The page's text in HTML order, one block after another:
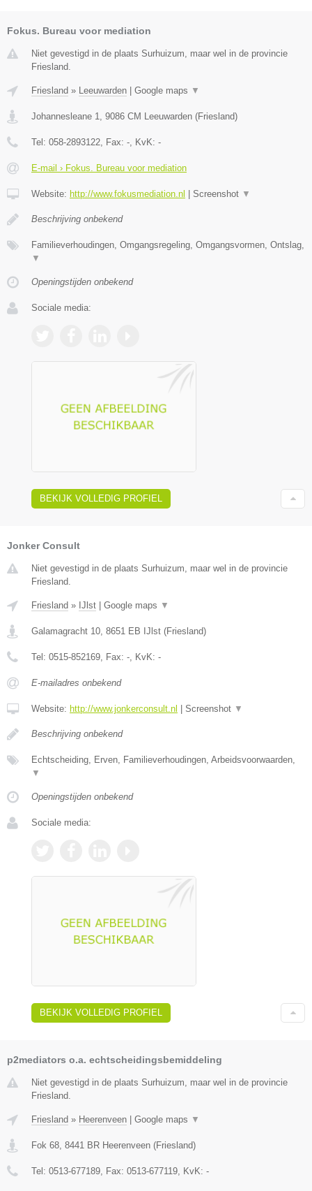
Fokus. Bureau voor mediation
Niet gevestigd in de plaats Surhuizum, maar wel in de provincie
Friesland.
Friesland » Leeuwarden Google maps ▼
Johannesleane 1 9086 CM Leeuwarden (Friesland)
Tel: 058-2893122 , Fax: - , KvK: -
E-mail › Fokus. Bureau voor mediation
Website: http://www.fokusmediation.nl Screenshot ▼
Beschrijving onbekend
Familieverhoudingen, Omgangsregeling, Omgangsvormen, Ontslag,
▼
Openingstijden onbekend
Sociale media:
BEKIJK VOLLEDIG PROFIEL
Jonker Consult
Niet gevestigd in de plaats Surhuizum, maar wel in de provincie
Friesland.
Friesland » IJlst | Google maps ▼
Galamagracht 10 8651 EB IJlst (Friesland)
Tel: 0515-852169 , Fax: - , KvK: -
E-mailadres onbekend
Website: http://www.jonkerconsult.nl | Screenshot ▼
Beschrijving onbekend
Echtscheiding, Erven, Familieverhoudingen, Arbeidsvoorwaarden,
▼
Openingstijden onbekend
Sociale media:
BEKIJK VOLLEDIG PROFIEL
p2mediators o.a. echtscheidingsbemiddeling
Niet gevestigd in de plaats Surhuizum, maar wel in de provincie
Friesland.
Friesland » Heerenveen Google maps ▼
Fok 68, 8441 BR Heerenveen (Friesland)
Tel: 0513-677189, Fax: 0513-677119, KvK: -